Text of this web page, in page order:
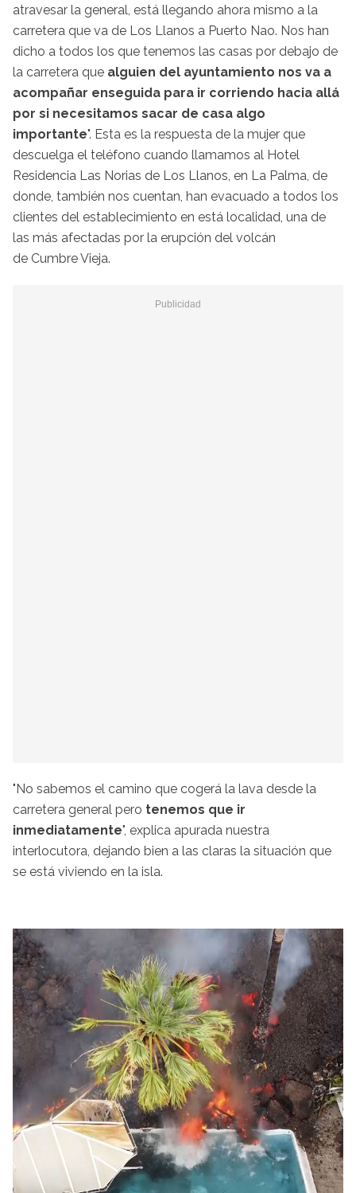
atravesar la general, está llegando ahora mismo a la
carretera que va de Los Llanos a Puerto Nao. Nos han
dicho a todos los que tenemos las casas por debajo de
la carretera que alguien del ayuntamiento nos va a
acompañar enseguida para ir corriendo hacia allá
por si necesitamos sacar de casa algo
importante". Esta es la respuesta de la mujer que
descuelga el teléfono cuando llamamos al Hotel
Residencia Las Norias de Los Llanos, en La Palma, de
donde, también nos cuentan, han evacuado a todos los
clientes del establecimiento en está localidad, una de
las más afectadas por la erupción del volcán
de Cumbre Vieja.
"No sabemos el camino que cogerá la lava desde la
carretera general pero tenemos que ir
inmediatamente", explica apurada nuestra
interlocutora, dejando bien a las claras la situación que
se está viviendo en la isla.